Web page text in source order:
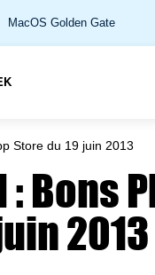
MacOS Golden Gate
Store du 19 juin 2013
Bons
2013